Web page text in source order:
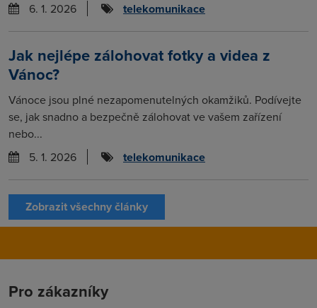
6. 1. 2026
telekomunikace
Jak nejlépe zálohovat fotky a videa z
Vánoc?
Vánoce jsou plné nezapomenutelných okamžiků. Podívejte
se, jak snadno a bezpečně zálohovat ve vašem zařízení
nebo...
5. 1. 2026
telekomunikace
Zobrazit všechny články
Pro zákazníky